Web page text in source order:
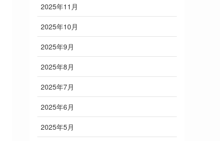
2025年11月
2025年10月
2025年9月
2025年8月
2025年7月
2025年6月
2025年5月